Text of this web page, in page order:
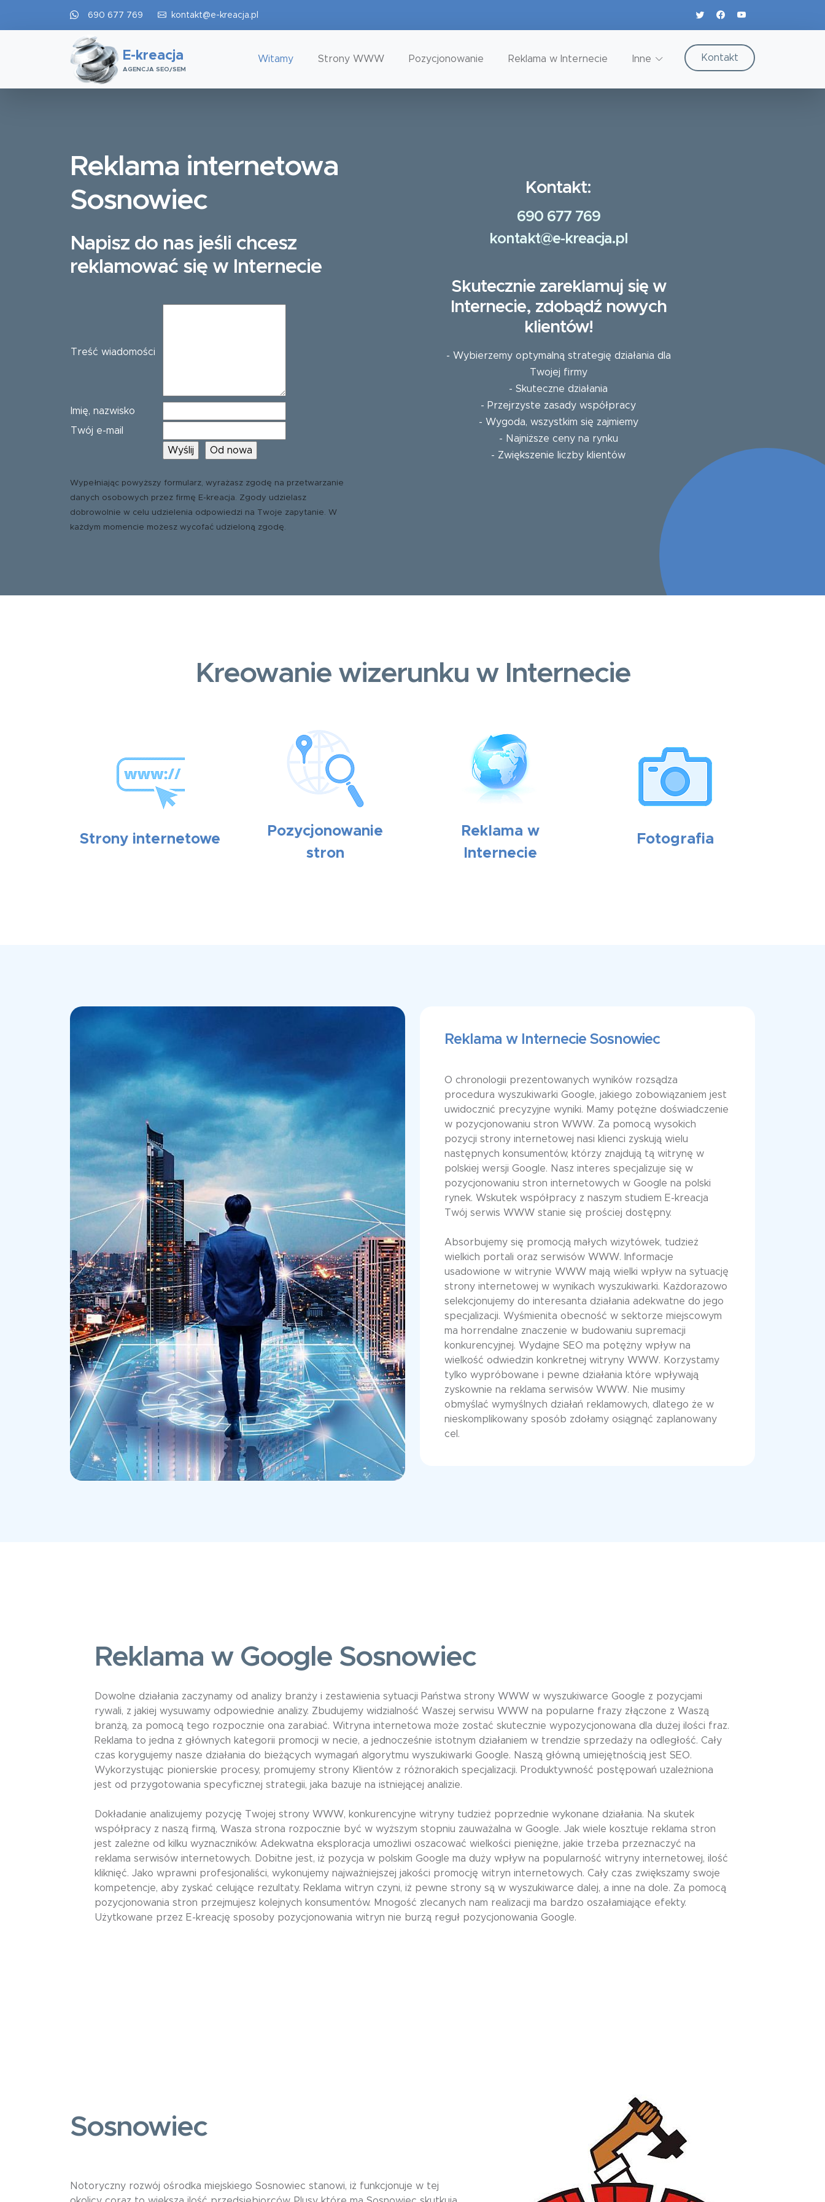
690 677 769 kontakt@e-kreacja.pl
E-kreacja
AGENCJA SEO/SEM
Witamy Strony WWW Pozycjonowanie Reklama w Internecie Inne Kontakt
Reklama internetowa
Sosnowiec
Napisz do nas jeśli chcesz
reklamować się w Internecie
Treść wiadomości
Imię, nazwisko
Twój e-mail
Wypełniając powyższy formularz, wyrażasz zgodę na przetwarzanie
danych osobowych przez firmę E-kreacja. Zgody udzielasz
dobrowolnie w celu udzielenia odpowiedzi na Twoje zapytanie. W
każdym momencie możesz wycofać udzieloną zgodę.
Kontakt:
690 677 769
kontakt@e-kreacja.pl
Skutecznie zareklamuj się w
Internecie, zdobądź nowych
klientów!
- Wybierzemy optymalną strategię działania dla
Twojej firmy
- Skuteczne działania
- Przejrzyste zasady współpracy
- Wygoda, wszystkim się zajmiemy
- Najniższe ceny na rynku
- Zwiększenie liczby klientów
Kreowanie wizerunku w Internecie
Strony internetowe
Pozycjonowanie
stron
Reklama w
Internecie
Fotografia
Reklama w Internecie Sosnowiec
O chronologii prezentowanych wyników rozsądza
procedura wyszukiwarki Google, jakiego zobowiązaniem jest
uwidocznić precyzyjne wyniki. Mamy potężne doświadczenie
w pozycjonowaniu stron WWW. Za pomocą wysokich
pozycji strony internetowej nasi klienci zyskują wielu
następnych konsumentów, którzy znajdują tą witrynę w
polskiej wersji Google. Nasz interes specjalizuje się w
pozycjonowaniu stron internetowych w Google na polski
rynek. Wskutek współpracy z naszym studiem E-kreacja
Twój serwis WWW stanie się prościej dostępny.
Absorbujemy się promocją małych wizytówek, tudzież
wielkich portali oraz serwisów WWW. Informacje
usadowione w witrynie WWW mają wielki wpływ na sytuację
strony internetowej w wynikach wyszukiwarki. Każdorazowo
selekcjonujemy do interesanta działania adekwatne do jego
specjalizacji. Wyśmienita obecność w sektorze miejscowym
ma horrendalne znaczenie w budowaniu supremacji
konkurencyjnej. Wydajne SEO ma potężny wpływ na
wielkość odwiedzin konkretnej witryny WWW. Korzystamy
tylko wypróbowane i pewne działania które wpływają
zyskownie na reklama serwisów WWW. Nie musimy
obmyślać wymyślnych działań reklamowych, dlatego że w
nieskomplikowany sposób zdołamy osiągnąć zaplanowany
cel.
Reklama w Google Sosnowiec
Dowolne działania zaczynamy od analizy branży i zestawienia sytuacji Państwa strony WWW w wyszukiwarce Google z pozycjami
rywali, z jakiej wysuwamy odpowiednie analizy. Zbudujemy widzialność Waszej serwisu WWW na popularne frazy złączone z Waszą
branżą, za pomocą tego rozpocznie ona zarabiać. Witryna internetowa może zostać skutecznie wypozycjonowana dla dużej ilości fraz.
Reklama to jedna z głównych kategorii promocji w necie, a jednocześnie istotnym działaniem w trendzie sprzedaży na odległość. Cały
czas korygujemy nasze działania do bieżących wymagań algorytmu wyszukiwarki Google. Naszą główną umiejętnością jest SEO.
Wykorzystując pionierskie procesy, promujemy strony Klientów z różnorakich specjalizacji. Produktywność postępowań uzależniona
jest od przygotowania specyficznej strategii, jaka bazuje na istniejącej analizie.
Dokładanie analizujemy pozycję Twojej strony WWW, konkurencyjne witryny tudzież poprzednie wykonane działania. Na skutek
współpracy z naszą firmą, Wasza strona rozpocznie być w wyższym stopniu zauważalna w Google. Jak wiele kosztuje reklama stron
jest zależne od kilku wyznaczników. Adekwatna eksploracja umożliwi oszacować wielkości pieniężne, jakie trzeba przeznaczyć na
reklama serwisów internetowych. Dobitne jest, iż pozycja w polskim Google ma duży wpływ na popularność witryny internetowej, ilość
kliknięć. Jako wprawni profesjonaliści, wykonujemy najważniejszej jakości promocję witryn internetowych. Cały czas zwiększamy swoje
kompetencje, aby zyskać celujące rezultaty. Reklama witryn czyni, iż pewne strony są w wyszukiwarce dalej, a inne na dole. Za pomocą
pozycjonowania stron przejmujesz kolejnych konsumentów. Mnogość zlecanych nam realizacji ma bardzo oszałamiające efekty.
Użytkowane przez E-kreację sposoby pozycjonowania witryn nie burzą reguł pozycjonowania Google.
Sosnowiec
Notoryczny rozwój ośrodka miejskiego Sosnowiec stanowi, iż funkcjonuje w tej